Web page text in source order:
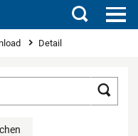
Suchen
Detail